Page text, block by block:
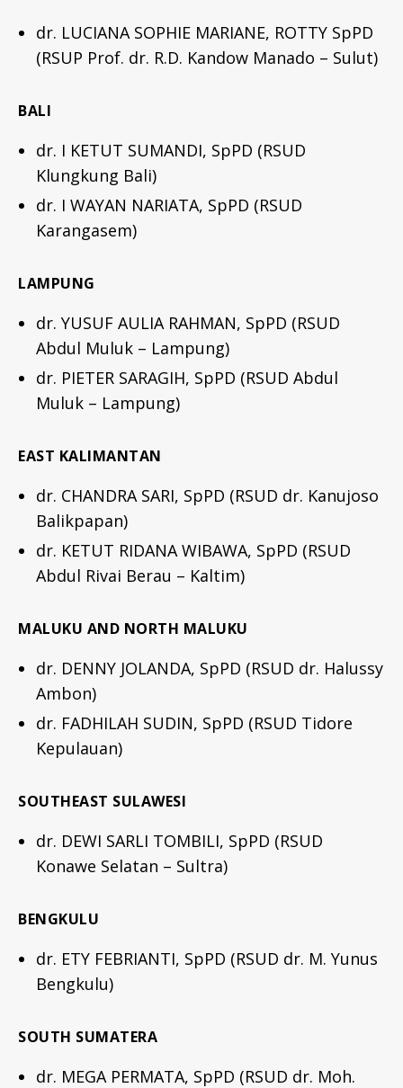
dr. LUCIANA SOPHIE MARIANE, ROTTY SpPD
(RSUP Prof. dr. R.D. Kandow Manado – Sulut)
BALI
dr. I KETUT SUMANDI, SpPD (RSUD
Klungkung Bali)
dr. I WAYAN NARIATA, SpPD (RSUD
Karangasem)
LAMPUNG
dr. YUSUF AULIA RAHMAN, SpPD (RSUD
Abdul Muluk – Lampung)
dr. PIETER SARAGIH, SpPD (RSUD Abdul
Muluk – Lampung)
EAST KALIMANTAN
dr. CHANDRA SARI, SpPD (RSUD dr. Kanujoso
Balikpapan)
dr. KETUT RIDANA WIBAWA, SpPD (RSUD
Abdul Rivai Berau – Kaltim)
MALUKU AND NORTH MALUKU
dr. DENNY JOLANDA, SpPD (RSUD dr. Halussy
Ambon)
dr. FADHILAH SUDIN, SpPD (RSUD Tidore
Kepulauan)
SOUTHEAST SULAWESI
dr. DEWI SARLI TOMBILI, SpPD (RSUD
Konawe Selatan – Sultra)
BENGKULU
dr. ETY FEBRIANTI, SpPD (RSUD dr. M. Yunus
Bengkulu)
SOUTH SUMATERA
dr. MEGA PERMATA, SpPD (RSUD dr. Moh.